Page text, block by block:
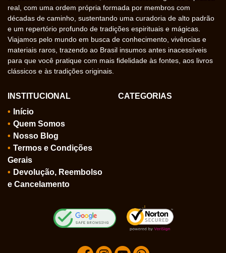
real, com uma ordem própria formada por membros com
décadas de caminho, sustentando uma curadoria de alto padrão
e um repertório profundo de tradições espirituais e mágicas.
Viajamos pelo mundo em busca de conhecimento, vivências e
materiais raros, trazendo ao Brasil insumos antes inacessíveis
para que você pratique com mais fidelidade às fontes, aos livros
clássicos e às tradições originais.
INSTITUCIONAL
Início
Quem Somos
Nosso Blog
Termos e Condições
Gerais
Devolução, Reembolso
e Cancelamento
CATEGORIAS